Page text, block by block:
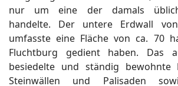
nur um eine der damals
handelte. Der untere Erdwall
umfasste eine Fläche von ca. 70
Fluchtburg gedient haben. Das
besiedelte und ständig
Steinwällen und Palisaden